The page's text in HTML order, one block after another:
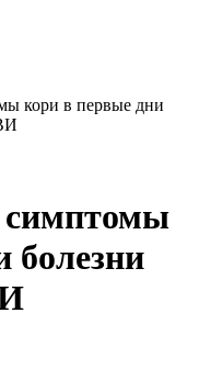
кори в первые дни
симптомы
болезни